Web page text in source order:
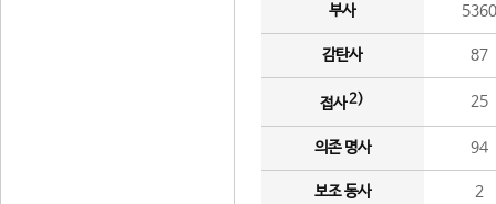
부사 5360
감탄사 87
접사2) 25
의존 명사 94
보조 동사 2